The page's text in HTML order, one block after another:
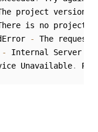
project version
is no project
-
The
-
Internal Server
Unavailable.